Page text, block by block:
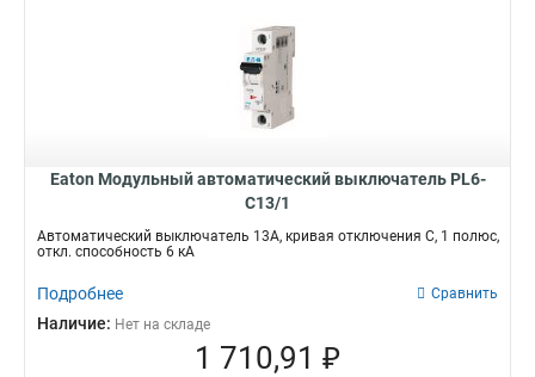
Eaton Модульный автоматический выключатель PL6-
C13/1
Автоматический выключатель 13А, кривая отключения С, 1 полюс,
откл. способность 6 кА
Подробнее Сравнить
Наличие: Нет на складе
1 710,91 ₽